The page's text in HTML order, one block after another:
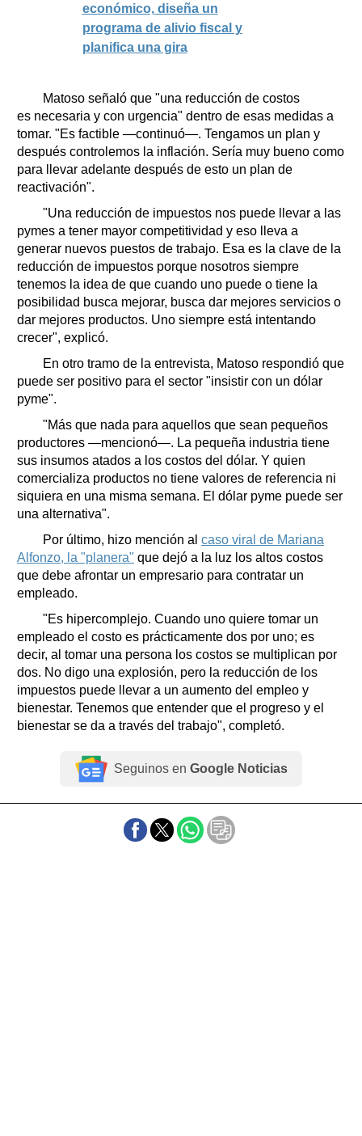
económico, diseña un
programa de alivio fiscal y
planifica una gira
Matoso señaló que "una reducción de costos
es necesaria y con urgencia" dentro de esas medidas a
tomar. "Es factible —continuó—. Tengamos un plan y
después controlemos la inflación. Sería muy bueno como
para llevar adelante después de esto un plan de
reactivación".
"Una reducción de impuestos nos puede llevar a las
pymes a tener mayor competitividad y eso lleva a
generar nuevos puestos de trabajo. Esa es la clave de la
reducción de impuestos porque nosotros siempre
tenemos la idea de que cuando uno puede o tiene la
posibilidad busca mejorar, busca dar mejores servicios o
dar mejores productos. Uno siempre está intentando
crecer", explicó.
En otro tramo de la entrevista, Matoso respondió que
puede ser positivo para el sector "insistir con un dólar
pyme".
"Más que nada para aquellos que sean pequeños
productores —mencionó—. La pequeña industria tiene
sus insumos atados a los costos del dólar. Y quien
comercializa productos no tiene valores de referencia ni
siquiera en una misma semana. El dólar pyme puede ser
una alternativa".
Por último, hizo mención al caso viral de Mariana
Alfonzo, la "planera" que dejó a la luz los altos costos
que debe afrontar un empresario para contratar un
empleado.
"Es hipercomplejo. Cuando uno quiere tomar un
empleado el costo es prácticamente dos por uno; es
decir, al tomar una persona los costos se multiplican por
dos. No digo una explosión, pero la reducción de los
impuestos puede llevar a un aumento del empleo y
bienestar. Tenemos que entender que el progreso y el
bienestar se da a través del trabajo", completó.
Seguinos en Google Noticias